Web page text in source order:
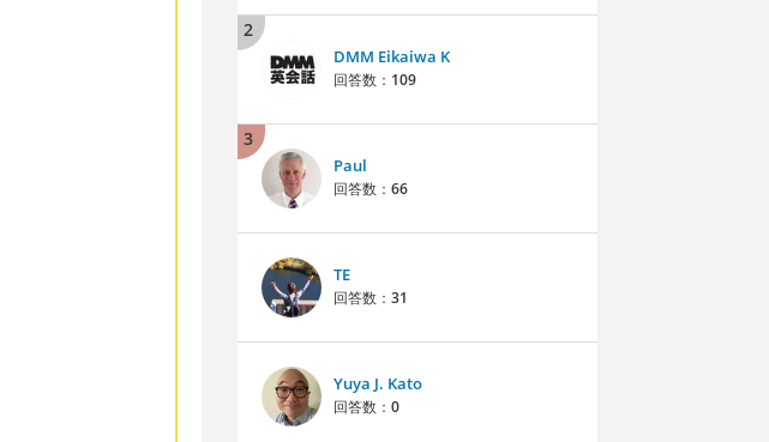
2
DMM Eikaiwa K
回答数： 109
3
Paul
回答数： 66
TE
回答数： 31
Yuya J. Kato
回答数： 0